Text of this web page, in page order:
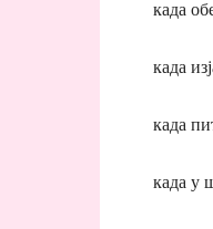
када
када
када
када у